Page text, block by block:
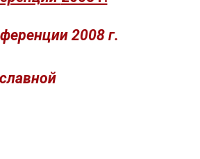
2008 г.